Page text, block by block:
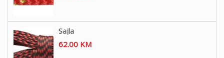
Sajla
62.00 KM